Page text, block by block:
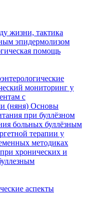
жизни, тактика
эпидермолизом
помощь
мониторинг у
с
(няня) Основы
при буллёзном
больных буллёзным
терапии у
методиках
хронических и
аспекты